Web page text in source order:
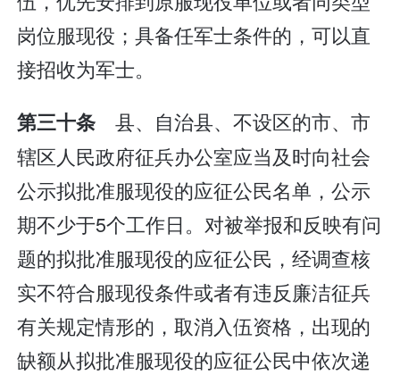
岗位服现役；具备任军士条件的，可以直
接招收为军士。
第三十条 县、自治县、不设区的市、市
辖区人民政府征兵办公室应当及时向社会
公示拟批准服现役的应征公民名单，公示
期不少于5个工作日。对被举报和反映有问
题的拟批准服现役的应征公民，经调查核
实不符合服现役条件或者有违反廉洁征兵
有关规定情形的，取消入伍资格，出现的
缺额从拟批准服现役的应征公民中依次递